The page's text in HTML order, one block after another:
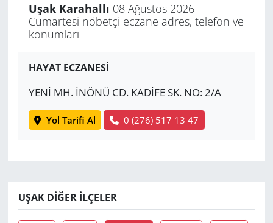
Uşak Karahallı 08 Ağustos 2026
Cumartesi nöbetçi eczane adres, telefon ve
konumları
HAYAT ECZANESİ
YENİ MH. İNÖNÜ CD. KADİFE SK. NO: 2/A
Yol Tarifi Al 0 (276) 517 13 47
UŞAK DIĞER İLÇELER
SPOR